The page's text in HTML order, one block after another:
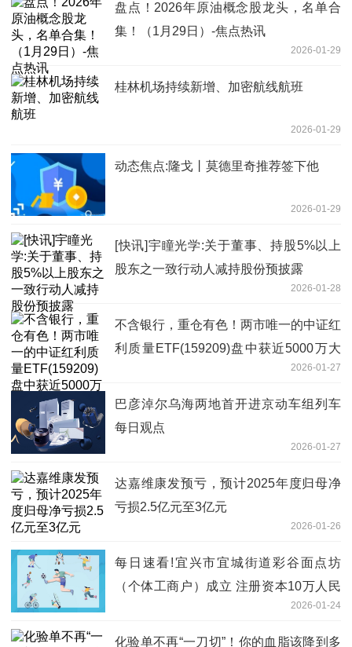
盘点！2026年原油概念股龙头，名单合
集！（1月29日）-焦点热讯
2026-01-29
桂林机场持续新增、加密航线航班
2026-01-29
动态焦点:隆戈丨莫德里奇推荐签下他
2026-01-29
[快讯]宇瞳光学:关于董事、持股5%以上
股东之一致行动人减持股份预披露
2026-01-28
不含银行，重仓有色！两市唯一的中证红
利质量ETF(159209)盘中获近5000万大
2026-01-27
巴彦淖尔乌海两地首开进京动车组列车
每日观点
2026-01-27
达嘉维康发预亏，预计2025年度归母净
亏损2.5亿元至3亿元
2026-01-26
每日速看!宜兴市宜城街道彩谷面点坊
（个体工商户）成立 注册资本10万人民
2026-01-24
化验单不再“一刀切”！你的血脂该降到多